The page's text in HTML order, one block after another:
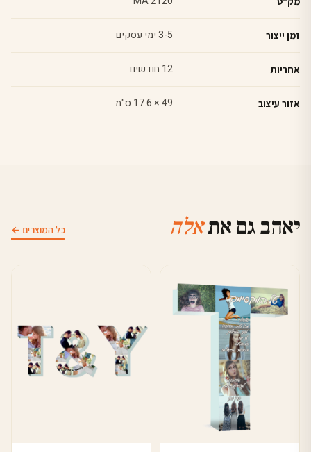
זמן ייצור 3-5 ימי עסקים
אחריות 12 חודשים
אזור עיצוב 49 × 17.6 ס"מ
יאהב גם אתאלה כל המוצרים ←